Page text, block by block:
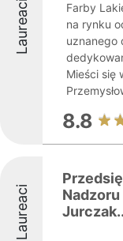
Laureaci
Farby
na rynku
uznanego
Mieści się
8.8
Laureaci